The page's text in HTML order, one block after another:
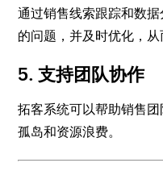
通过销售线索跟踪和数
的问题，并及时优化，从
5. 支持团队协作
拓客系统可以帮助销售
孤岛和资源浪费。